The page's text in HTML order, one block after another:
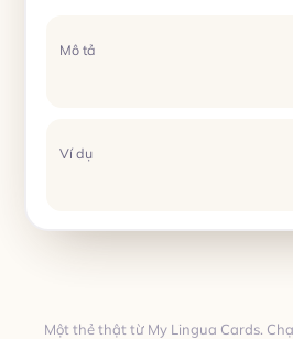
Mô tả
Ví dụ
Một thẻ thật từ My Lingua Cards.